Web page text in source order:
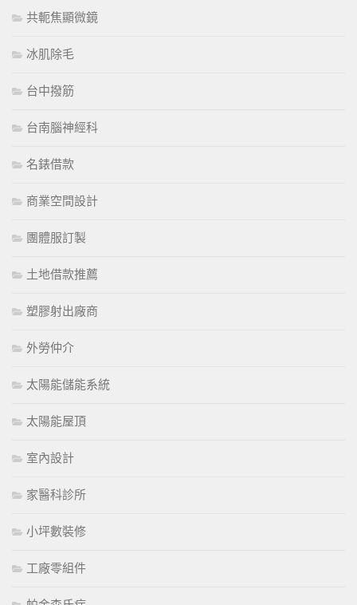
共軛焦顯微鏡
冰肌除毛
台中撥筋
台南腦神經科
名錶借款
商業空間設計
團體服訂製
土地借款推薦
塑膠射出廠商
外勞仲介
太陽能儲能系統
太陽能屋頂
室內設計
家醫科診所
小坪數裝修
工廠零組件